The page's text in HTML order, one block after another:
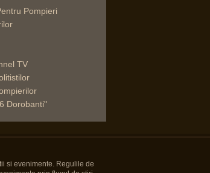
Pompieri
TV
Dorobanti"
si evenimente. Regulile de